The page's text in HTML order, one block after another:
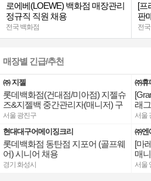
로에베(LOEWE) 백화점 매장관리
정규직 직원 채용
전국 백화점
[프
판
전
매장별 긴급/추천
㈜ 지젤
롯데백화점(건대점/미아점) 지젤슈
즈&지젤백 중간관리자(매니저) 구
인합니다
서울 광진구
현대대구어메이징크리
롯데백화점 동탄점 지포어 (골프웨
어) 시니어 채용
경기 화성시
㈜휴
래
세
서울
㈜엔
[마
매
서울